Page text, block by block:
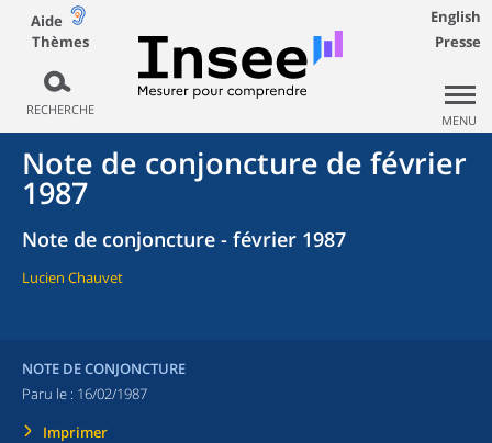
Aide
Thèmes
RECHERCHE
English
Presse
MENU
Note de conjoncture de février
1987
Note de conjoncture - février 1987
Lucien Chauvet
NOTE DE CONJONCTURE
Paru le : 16/02/1987
Imprimer